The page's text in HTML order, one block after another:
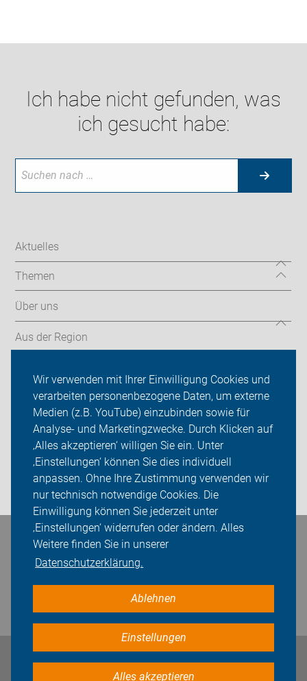
Wir verwenden mit Ihrer Einwilligung Cookies und
verarbeiten personenbezogene Daten, um externe
Medien (z.B. YouTube) einzubinden sowie für
Analyse- und Marketingzwecke. Durch Klicken auf
‚Alles akzeptieren‘ willigen Sie ein. Unter
‚Einstellungen‘ können Sie dies individuell
anpassen. Ohne Ihre Zustimmung verwenden wir
nur technisch notwendige Cookies. Die
Einwilligung können Sie jederzeit unter
‚Einstellungen‘ widerrufen oder ändern. Alles
Weitere finden Sie in unserer
Datenschutzerklärung.
Ablehnen
Einstellungen
Alles akzeptieren
Ich habe nicht gefunden, was
ich gesucht habe:
Aktuelles
Themen
Über uns
Aus der Region
ADFC Teltow
Sei dabei
Presse
Login
Bleiben Sie in Kontakt